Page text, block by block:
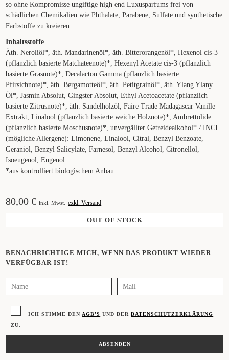
80,00€ inkl. Mwst. exkl. Versand
OUT OF STOCK
BENACHRICHTIGE MICH, WENN DAS PRODUKT WIEDER
VERFÜGBAR IST!
ICH STIMME DENAGB'S UND DERDATENSCHUTZERKLÄRUNG
ZU.
so ohne Kompromisse ungiftige high end Luxusparfums frei von
schädlichen Chemikalien wie Phthalate, Parabene, Sulfate und synthetische
Farbstoffe zu kreieren.
Inhaltsstoffe
Äth. Neroliöl*, äth. Mandarinenöl*, äth. Bitterorangenöl*, Hexenol cis-3
(pflanzlich basierte Matchateenote)*, Hexenyl Acetate cis-3 (pflanzlich
basierte Grasnote)*, Decalacton Gamma (pflanzlich basierte
Pfirsichnote)*, äth. Bergamotteöl*, äth. Petitgrainöl*, äth. Ylang Ylany
Öl*, Jasmin Absolut, Gingster Absolut, Ethyl Acetoacetate (pflanzlich
basierte Zitrusnote)*, äth. Sandelholzöl, Faire Trade Madagascar Vanille
Extrakt, Linalool (pflanzlich basierte weiche Holznote)*, Ambrettolide
(pflanzlich basierte Moschusnote)*, unvergällter Getreidealkohol* /INCI
(mögliche Allergene): Limonene, Linalool, Citral, Benzyl Benzoate,
Geraniol, Benzyl Salicylate, Farnesol, Benzyl Alcohol, Citronellol,
Isoeugenol, Eugenol
*aus kontrolliert biologischem Anbau